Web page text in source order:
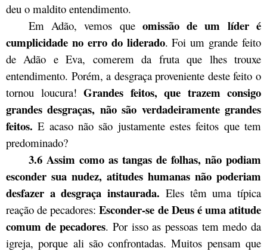
deu o maldito entendimento.
Em Adão, vemos que omissão de um líder é
cumplicidade no erro do liderado. Foi um grande feito
de Adão e Eva, comerem da fruta que lhes trouxe
entendimento. Porém, a desgraça proveniente deste feito o
tornou loucura! Grandes feitos, que trazem consigo
grandes desgraças, não são verdadeiramente grandes
feitos. E acaso não são justamente estes feitos que tem
predominado?
3.6 Assim como as tangas de folhas, não podiam
esconder sua nudez, atitudes humanas não poderiam
desfazer a desgraça instaurada. Eles têm uma típica
reação de pecadores:Esconder-se de Deus é uma atitude
comum de pecadores. Por isso as pessoas tem medo da
igreja, porque ali são confrontadas. Muitos pensam que